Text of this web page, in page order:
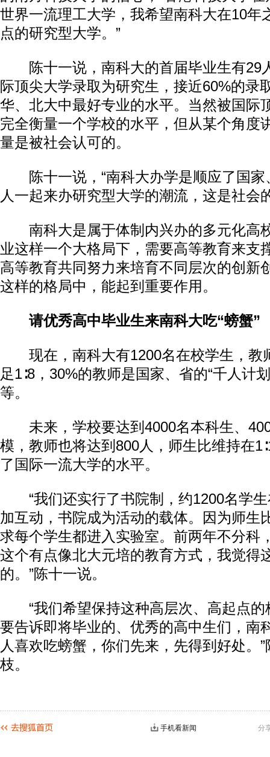
世界一流理工大学，我希望南科大在10年
点的研究型大学。”
陈十一说，南科大的首届毕业生有29
际顶尖大学录取为研究生，接近60%的录
华、北大中最好专业的水平。当然被国际
完全衡量一个学校的水平，但从某个角度
量是被社会认可的。
陈十一说，“南科大办学是顺应了国家
人一起来办研究型大学的潮流，这是社会
南科大是属于体制内兴办的多元化高
业这样一个大格局下，需要高等教育来支
高等教育共同努力来培育不同层次的创新
这样的格局中，能起到重要作用。
请优秀高中毕业生来南科大吃“螃蟹”
现在，南科大有1200名在校学生，教
足1∶8，30%的教师是国家、省的“千人计
等。
未来，学校要达到4000名本科生、
模，教师也将达到800人，师生比维持在
了国际一流大学的水平。
“我们还实行了书院制，约1200名学生
加互动，书院成为活动的载体。因为师生
求每个学生都进入实验室。前两年不分科
这个有点像北大元培的教育方式，我觉得
的。”陈十一说。
“我们希望保持这种高层次、高起点的
要告诉即将毕业的、优秀的高中生们，南
人喜欢吃螃蟹，你们先来，先得到好处。
枝。
分
手机看新闻